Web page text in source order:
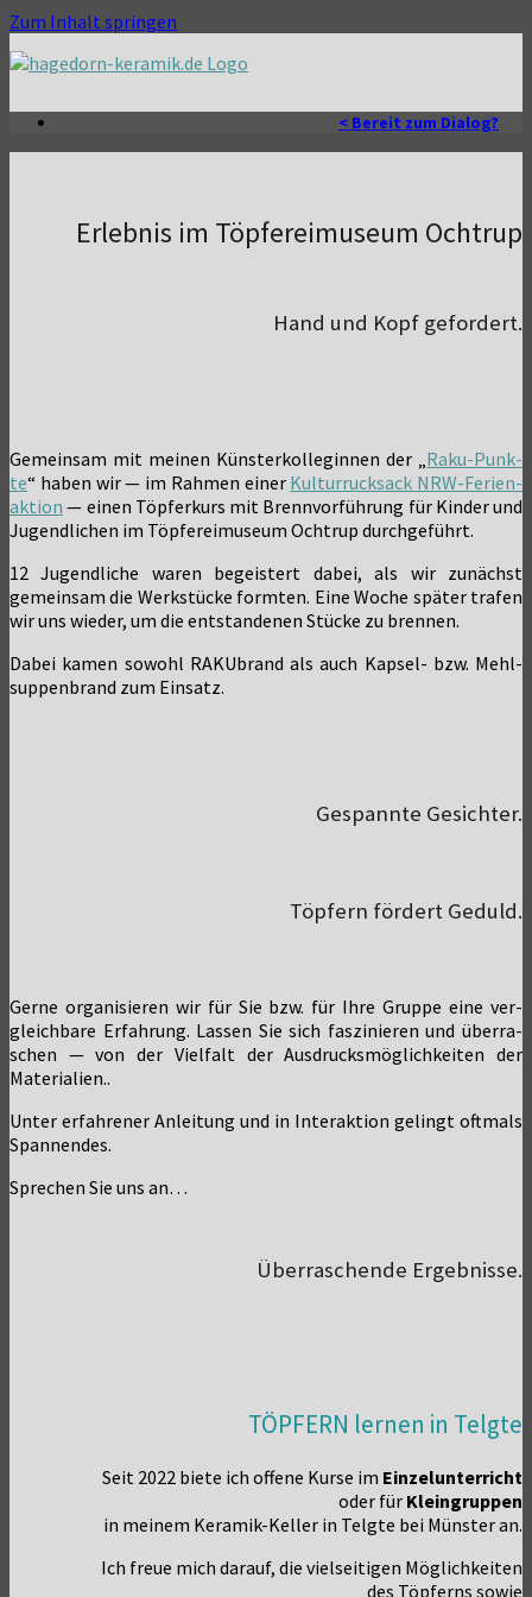
Zum Inhalt springen
< Bereit zum Dialog?
Erlebnis im Töpfereimuseum Ochtrup
Hand und Kopf gefordert.
Gemein­sam mit mei­nen Küns­ter­kol­le­gin­nen der „Raku-Punk­
te“ haben wir — im Rah­men einer Kul­tur­ruck­sack NRW-Feri­en­
ak­ti­on — einen Töp­fer­kurs mit Brenn­vor­füh­rung für Kin­der und
Jugend­li­chen im Töp­fe­rei­mu­se­um Och­trup durchgeführt.
12 Jugend­li­che waren begeis­tert dabei, als wir zunächst
gemein­sam die Werk­stü­cke form­ten. Eine Woche spä­ter tra­fen
wir uns wie­der, um die ent­stan­de­nen Stü­cke zu brennen.
Dabei kamen sowohl RAKU­brand als auch Kap­sel- bzw. Mehl­
sup­pen­brand zum Einsatz.
Gespannte Gesichter.
Töpfern fördert Geduld.
Ger­ne orga­ni­sie­ren wir für Sie bzw. für Ihre Grup­pe eine ver­
gleich­ba­re Erfah­rung. Las­sen Sie sich fas­zi­nie­ren und über­ra­
schen — von der Viel­falt der Aus­drucks­mög­lich­kei­ten der
Materialien..
Unter erfah­re­ner Anlei­tung und in Inter­ak­ti­on gelingt oft­mals
Spannendes.
Spre­chen Sie uns an…
Überraschende Ergebnisse.
TÖPFERN lernen in Telgte
Seit 2022 bie­te ich offe­ne Kur­se im Ein­zel­un­ter­richt
oder für Klein­grup­pen
in mei­nem Kera­­mik-Kel­­ler in Telg­te bei Müns­ter an.
Ich freue mich dar­auf, die viel­sei­ti­gen Mög­lich­kei­ten
des Töp­ferns sowie